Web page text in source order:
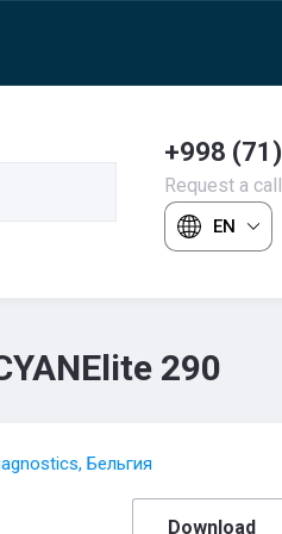
+998
Request a call
EN
290
Бельгия
Download